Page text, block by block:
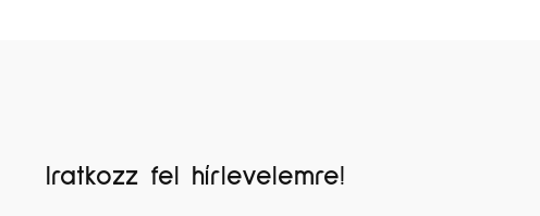
Iratkozz fel hírlevelemre!